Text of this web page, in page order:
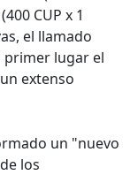
CUP x 1
el llamado
primer lugar el
extenso
un "nuevo
los